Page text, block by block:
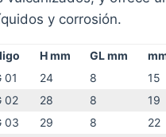
y corrosión.
H mm GL mm
01 24 8 15
02 28 8 19
03 29 8 22